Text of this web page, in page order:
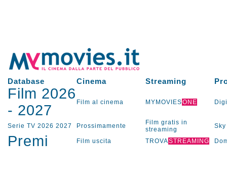
Database Cinema Streaming
Film 2026
- 2027 Film al cinema MYMOVIESONE
Serie TV 2026 2027 Prossimamente
Film gratis in
streaming
Sky
Premi Film uscita TROVASTREAMING